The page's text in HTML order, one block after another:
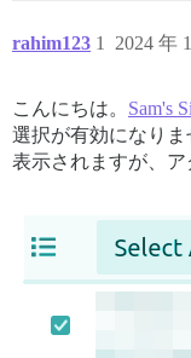
rahim123 2024 年
1
こんにちは。 Sam's
選択が有効になり
表示されますが、ア